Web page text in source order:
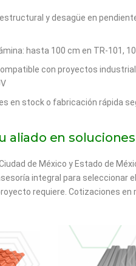
y desagüe en
hasta 100 cm en TR‑101,
con proyectos
en stock o fabricación rápida
aliado en
de México y Estado de
integral para seleccionar
requiere. Cotizaciones en